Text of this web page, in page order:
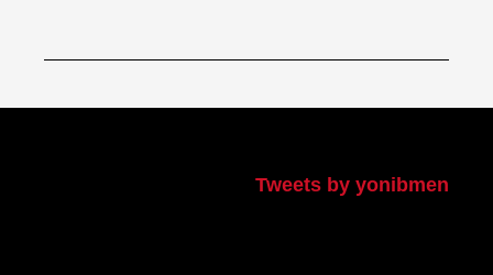
Tweets by yonibmen